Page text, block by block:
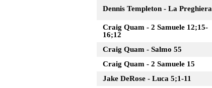
Dennis Templeton - La Preghiera
Craig Quam - 2 Samuele 12;15-
16;12
Craig Quam - Salmo 55
Craig Quam - 2 Samuele 15
Jake DeRose - Luca 5;1-11